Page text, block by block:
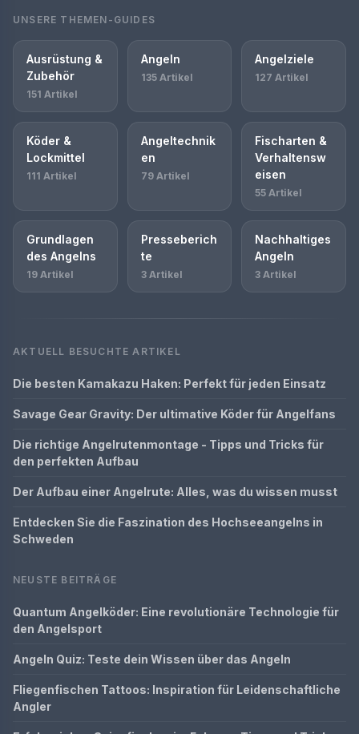
UNSERE THEMEN-GUIDES
Ausrüstung &
Zubehör
151 Artikel
Angeln
135 Artikel
Angelziele
127 Artikel
Köder &
Lockmittel
111 Artikel
Angeltechnik
en
79 Artikel
Fischarten &
Verhaltensw
eisen
55 Artikel
Grundlagen
des Angelns
19 Artikel
Presseberich
te
3 Artikel
Nachhaltiges
Angeln
3 Artikel
AKTUELL BESUCHTE ARTIKEL
Die besten Kamakazu Haken: Perfekt für jeden Einsatz
Savage Gear Gravity: Der ultimative Köder für Angelfans
Die richtige Angelrutenmontage - Tipps und Tricks für
den perfekten Aufbau
Der Aufbau einer Angelrute: Alles, was du wissen musst
Entdecken Sie die Faszination des Hochseeangelns in
Schweden
NEUSTE BEITRÄGE
Quantum Angelköder: Eine revolutionäre Technologie für
den Angelsport
Angeln Quiz: Teste dein Wissen über das Angeln
Fliegenfischen Tattoos: Inspiration für Leidenschaftliche
Angler